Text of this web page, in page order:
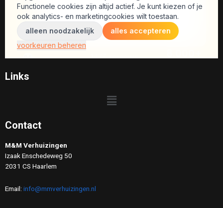
Links
Contact
M&M Verhuizingen
Izaak Enschedeweg 50
2031 CS Haarlem
Email: info@mmverhuizingen.nl